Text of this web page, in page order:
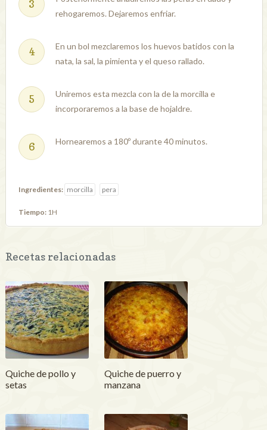
rehogaremos. Dejaremos enfriar.
En un bol mezclaremos los huevos batidos con la
nata, la sal, la pimienta y el queso rallado.
Uniremos esta mezcla con la de la morcilla e
incorporaremos a la base de hojaldre.
Hornearemos a 180º durante 40 minutos.
Ingredientes: morcilla pera
Tiempo: 1H
Recetas relacionadas
Quiche de pollo y
setas
Quiche de puerro y
manzana